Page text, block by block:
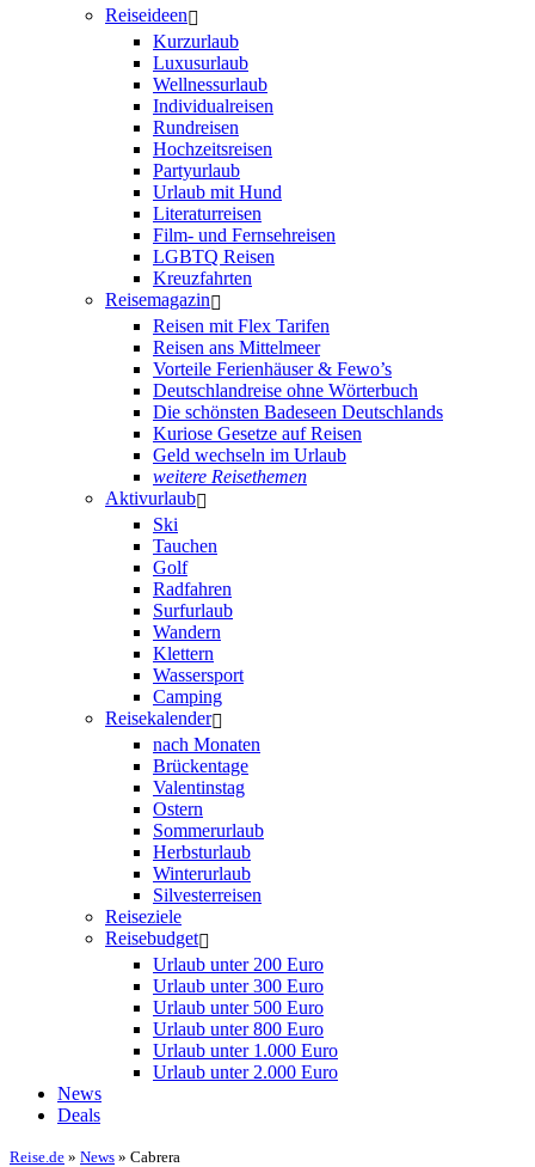
Reiseideen
Kurzurlaub
Luxusurlaub
Wellnessurlaub
Individualreisen
Rundreisen
Hochzeitsreisen
Partyurlaub
Urlaub mit Hund
Literaturreisen
Film- und Fernsehreisen
LGBTQ Reisen
Kreuzfahrten
Reisemagazin
Reisen mit Flex Tarifen
Reisen ans Mittelmeer
Vorteile Ferienhäuser & Fewo’s
Deutschlandreise ohne Wörterbuch
Die schönsten Badeseen Deutschlands
Kuriose Gesetze auf Reisen
Geld wechseln im Urlaub
weitere Reisethemen
Aktivurlaub
Ski
Tauchen
Golf
Radfahren
Surfurlaub
Wandern
Klettern
Wassersport
Camping
Reisekalender
nach Monaten
Brückentage
Valentinstag
Ostern
Sommerurlaub
Herbsturlaub
Winterurlaub
Silvesterreisen
Reiseziele
Reisebudget
Urlaub unter 200 Euro
Urlaub unter 300 Euro
Urlaub unter 500 Euro
Urlaub unter 800 Euro
Urlaub unter 1.000 Euro
Urlaub unter 2.000 Euro
News
Deals
Reise.de » News » Cabrera